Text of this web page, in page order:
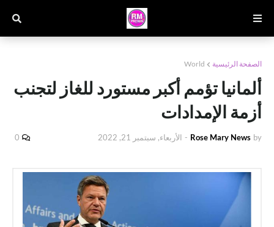
الصفحة الرئيسية World
ألمانيا تؤمم أكبر مستورد للغاز لتجنب
أزمة الإمدادات
by
Rose Mary News
- الأربعاء, سبتمبر 21, 2022 0